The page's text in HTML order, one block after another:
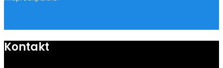
Kontakt